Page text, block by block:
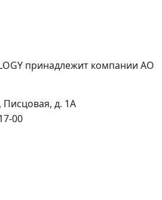
принадлежит компании АО
Писцовая, д. 1А
00